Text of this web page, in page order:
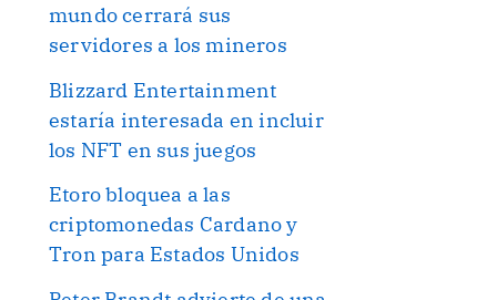
mundo cerrará sus
servidores a los mineros
Blizzard Entertainment
estaría interesada en incluir
los NFT en sus juegos
Etoro bloquea a las
criptomonedas Cardano y
Tron para Estados Unidos